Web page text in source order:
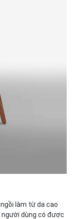
làm từ da cao
người dùng có được